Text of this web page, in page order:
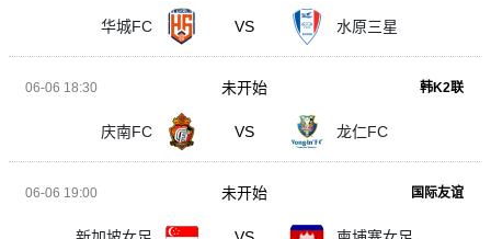
华城FC VS 水原三星
06-06 18:30 韩K2联
庆南FC VS 龙仁FC
未开始
06-06 19:00 国际友谊
未开始